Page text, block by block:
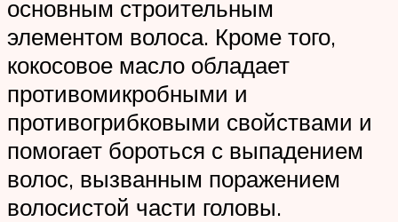
основным строительным
элементом волоса. Кроме того,
кокосовое масло обладает
противомикробными и
противогрибковыми свойствами и
помогает бороться с выпадением
волос, вызванным поражением
волосистой части головы.